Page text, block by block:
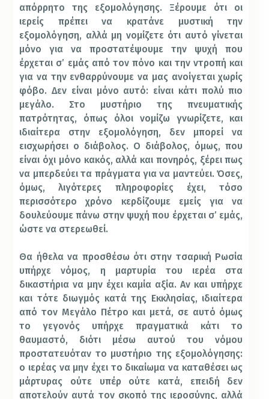
απόρρητο της εξομολόγησης. Ξέρουμε ότι οι
ιερείς πρέπει να κρατάνε μυστική την
εξομολόγηση, αλλά μη νομίζετε ότι αυτό γίνεται
μόνο για να προστατέψουμε την ψυχή που
έρχεται σ’ εμάς από τον πόνο και την ντροπή και
για να την ενθαρρύνουμε να μας ανοίγεται χωρίς
φόβο. Δεν είναι μόνο αυτό: είναι κάτι πολύ πιο
μεγάλο. Στο μυστήριο της πνευματικής
πατρότητας, όπως όλοι νομίζω γνωρίζετε, και
ιδιαίτερα στην εξομολόγηση, δεν μπορεί να
εισχωρήσει ο διάβολος. Ο διάβολος, όμως, που
είναι όχι μόνο κακός, αλλά και πονηρός, ξέρει πως
να μπερδεύει τα πράγματα για να μαντεύει. Όσες,
όμως, λιγότερες πληροφορίες έχει, τόσο
περισσότερο χρόνο κερδίζουμε εμείς για να
δουλεύουμε πάνω στην ψυχή που έρχεται σ’ εμάς,
ώστε να στερεωθεί.
Θα ήθελα να προσθέσω ότι στην τσαρική Ρωσία
υπήρχε νόμος, η μαρτυρία του ιερέα στα
δικαστήρια να μην έχει καμία αξία. Αν και υπήρχε
και τότε διωγμός κατά της Εκκλησίας, ιδιαίτερα
από τον Μεγάλο Πέτρο και μετά, σε αυτό όμως
το γεγονός υπήρχε πραγματικά κάτι το
θαυμαστό, διότι μέσω αυτού του νόμου
προστατευόταν το μυστήριο της εξομολόγησης:
ο ιερέας να μην έχει το δικαίωμα να καταθέσει ως
μάρτυρας ούτε υπέρ ούτε κατά, επειδή δεν
αποτελούν αυτά τον σκοπό της ιεροσύνης, αλλά